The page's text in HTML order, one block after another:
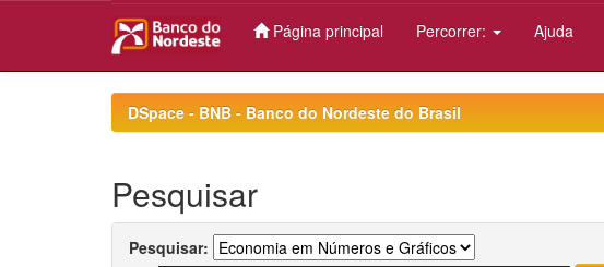
Página principal Percorrer: Ajuda
DSpace - BNB - Banco do Nordeste do Brasil
Pesquisar
Pesquisar: